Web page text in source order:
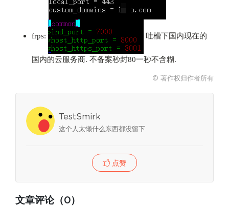
frps: 吐槽下国内现在的
国内的云服务商. 不备案秒封80一秒不含糊.
© 著作权归作者所有
TestSmirk
这个人太懒什么东西都没留下
点赞
文章评论（0）